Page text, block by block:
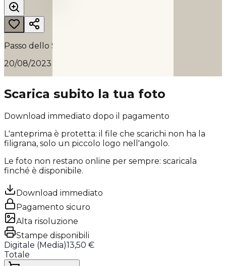
Passo dello Stelvio
20/08/2023 10:35
Scarica subito la tua foto
Download immediato dopo il pagamento
L'anteprima è protetta: il file che scarichi non ha la
filigrana, solo un piccolo logo nell'angolo.
Le foto non restano online per sempre: scaricala
finché è disponibile.
Download immediato
Pagamento sicuro
Alta risoluzione
Stampe disponibili
Digitale (Media)13,50 €
Totale